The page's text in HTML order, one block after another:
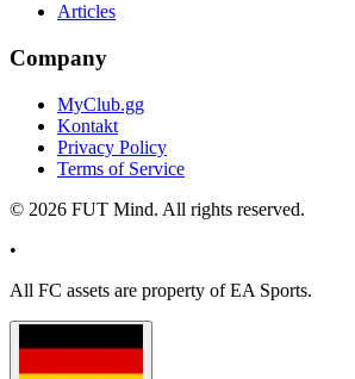
Articles
Company
MyClub.gg
Kontakt
Privacy Policy
Terms of Service
© 2026 FUT Mind. All rights reserved.
•
All FC assets are property of EA Sports.